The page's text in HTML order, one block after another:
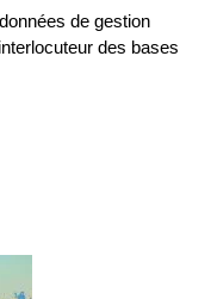
de gestion
des bases